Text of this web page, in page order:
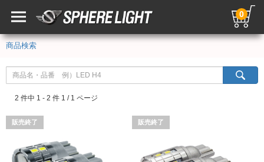
0
商品検索
2 件中 1 - 2 件 1 / 1 ページ
販売終了 販売終了